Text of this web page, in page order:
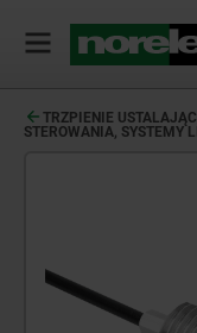
TRZPIENIE
STEROWANIA, SYSTEMY